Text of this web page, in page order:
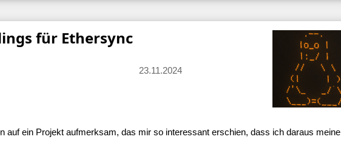
für Ethersync
23.11.2024
auf ein Projekt aufmerksam, das mir so interessant erschien, dass ich daraus meine